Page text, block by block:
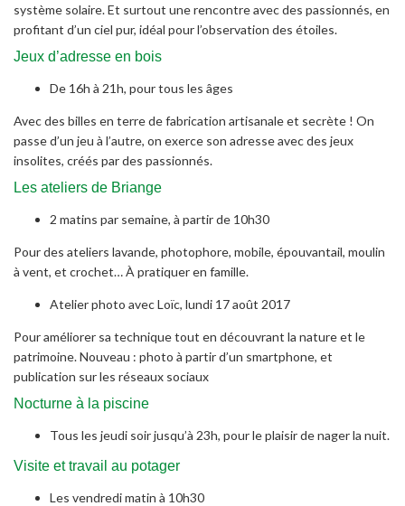
système solaire. Et surtout une rencontre avec des passionnés, en
profitant d’un ciel pur, idéal pour l’observation des étoiles.
Jeux d’adresse en bois
De 16h à 21h, pour tous les âges
Avec des billes en terre de fabrication artisanale et secrète ! On
passe d’un jeu à l’autre, on exerce son adresse avec des jeux
insolites, créés par des passionnés.
Les ateliers de Briange
2 matins par semaine, à partir de 10h30
Pour des ateliers lavande, photophore, mobile, épouvantail, moulin
à vent, et crochet… À pratiquer en famille.
Atelier photo avec Loïc, lundi 17 août 2017
Pour améliorer sa technique tout en découvrant la nature et le
patrimoine. Nouveau : photo à partir d’un smartphone, et
publication sur les réseaux sociaux
Nocturne à la piscine
Tous les jeudi soir jusqu’à 23h, pour le plaisir de nager la nuit.
Visite et travail au potager
Les vendredi matin à 10h30